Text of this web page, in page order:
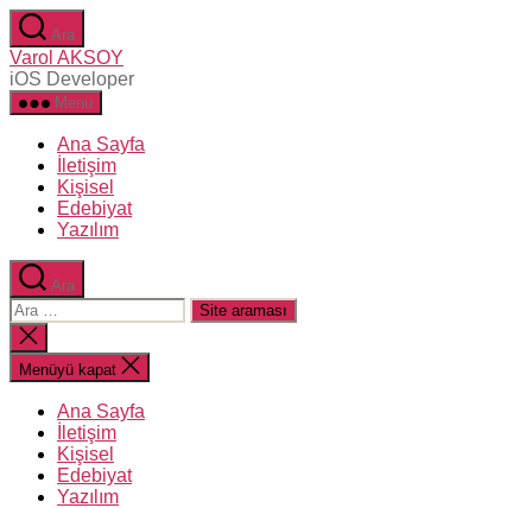
İçeriğe
atla
Ara
Varol AKSOY
iOS Developer
Menü
Ana Sayfa
İletişim
Kişisel
Edebiyat
Yazılım
Ara
Arama
yap:
Aramayı
kapat
Menüyü kapat
Ana Sayfa
İletişim
Kişisel
Edebiyat
Yazılım